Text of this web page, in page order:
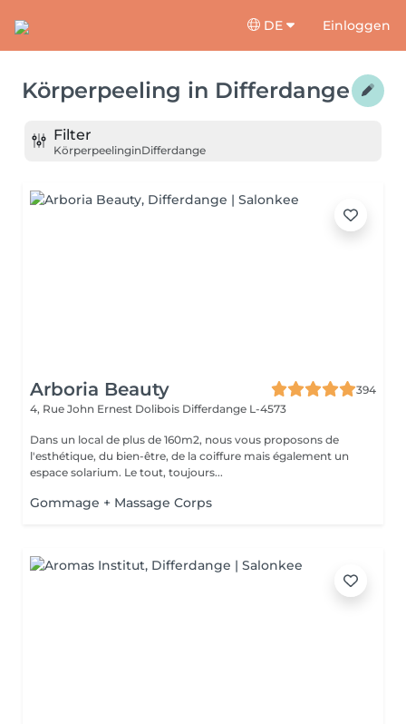
DE Einloggen
Körperpeeling in Differdange
Filter
KörperpeelinginDifferdange
Arboria Beauty
394
4, Rue John Ernest Dolibois Differdange L-4573
Dans un local de plus de 160m2, nous vous proposons de
l'esthétique, du bien-être, de la coiffure mais également un
espace solarium. Le tout, toujours...
Gommage + Massage Corps